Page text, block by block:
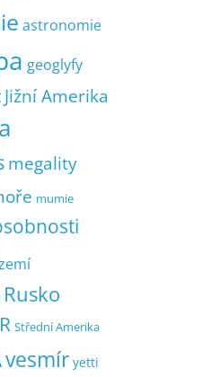
astronomie
geoglyfy
Jižní Amerika
megality
mumie
Rusko
Střední Amerika
vesmír yetti